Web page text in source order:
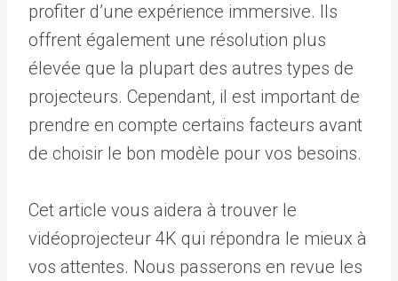
profiter d’une expérience immersive. Ils
offrent également une résolution plus
élevée que la plupart des autres types de
projecteurs. Cependant, il est important de
prendre en compte certains facteurs avant
de choisir le bon modèle pour vos besoins.
Cet article vous aidera à trouver le
vidéoprojecteur 4K qui répondra le mieux à
vos attentes. Nous passerons en revue les